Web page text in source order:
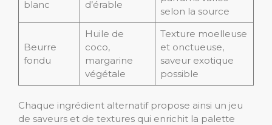
blanc
d’érable
selon la source
Beurre
fondu
Huile de
coco,
margarine
végétale
Texture moelleuse
et onctueuse,
saveur exotique
possible
Chaque ingrédient alternatif propose ainsi un jeu
de saveurs et de textures qui enrichit la palette